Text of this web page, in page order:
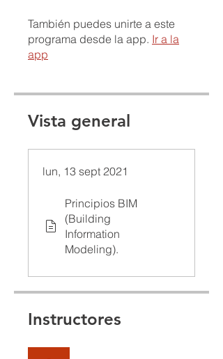
También puedes unirte a este
programa desde la app. Ir a la
app
Vista general
lun, 13 sept 2021
Principios BIM
(Building
Information
Modeling).
Instructores